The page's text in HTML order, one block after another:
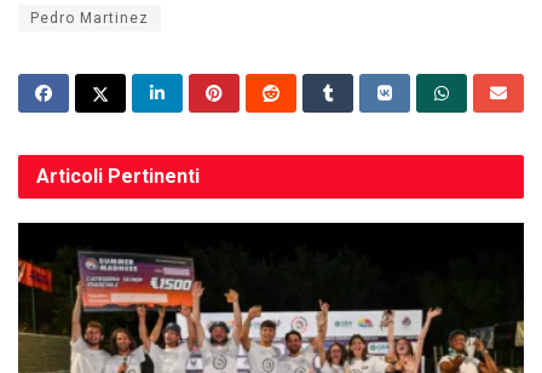
Pedro Martinez
Articoli Pertinenti